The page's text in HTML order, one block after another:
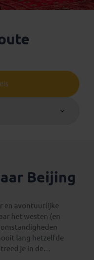
Beijing
en avontuurlijke
het westen (en
lang hetzelfde
je in de